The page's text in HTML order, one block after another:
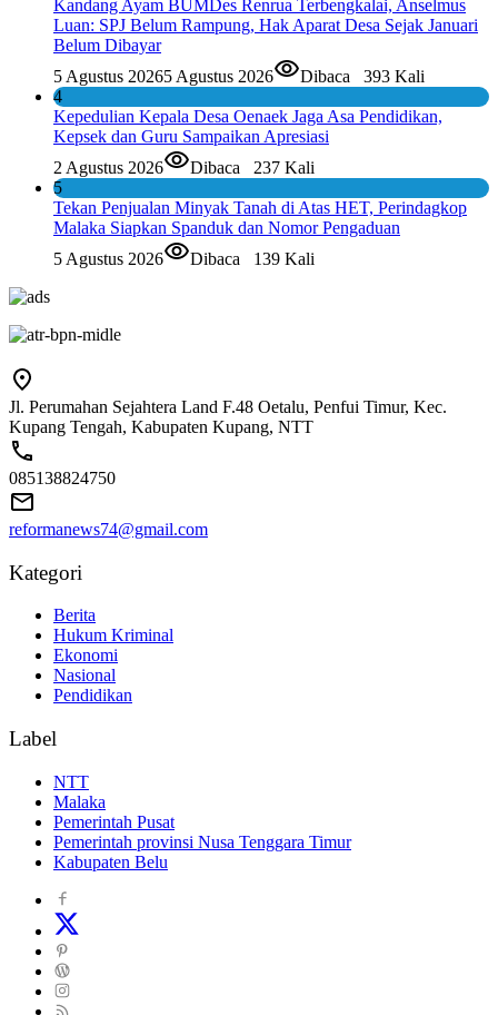
Kandang Ayam BUMDes Renrua Terbengkalai, Anselmus
Luan: SPJ Belum Rampung, Hak Aparat Desa Sejak Januari
Belum Dibayar
5 Agustus 20265 Agustus 2026 Dibaca 393 Kali
4
Kepedulian Kepala Desa Oenaek Jaga Asa Pendidikan,
Kepsek dan Guru Sampaikan Apresiasi
2 Agustus 2026
Dibaca 237 Kali
5
Tekan Penjualan Minyak Tanah di Atas HET, Perindagkop
Malaka Siapkan Spanduk dan Nomor Pengaduan
5 Agustus 2026
Dibaca 139 Kali
Jl. Perumahan Sejahtera Land F.48 Oetalu, Penfui Timur, Kec.
Kupang Tengah, Kabupaten Kupang, NTT
085138824750
reformanews74@gmail.com
Kategori
Berita
Hukum Kriminal
Ekonomi
Nasional
Pendidikan
Label
NTT
Malaka
Pemerintah Pusat
Pemerintah provinsi Nusa Tenggara Timur
Kabupaten Belu